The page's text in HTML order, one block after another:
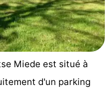
Miede est situé à
d'un parking